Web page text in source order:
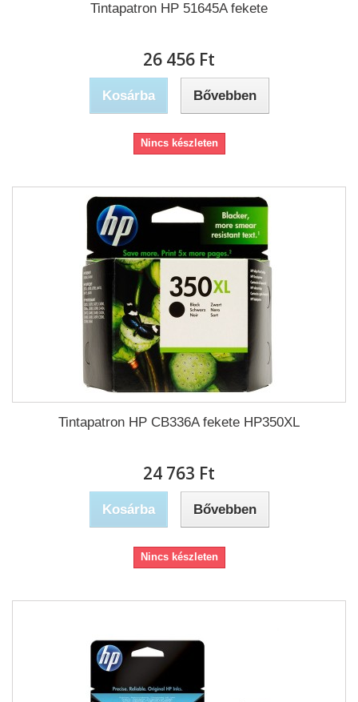
Tintapatron HP 51645A fekete
26 456 Ft‎
Kosárba Bővebben
Nincs készleten
Tintapatron HP CB336A fekete HP350XL
24 763 Ft‎
Kosárba Bővebben
Nincs készleten